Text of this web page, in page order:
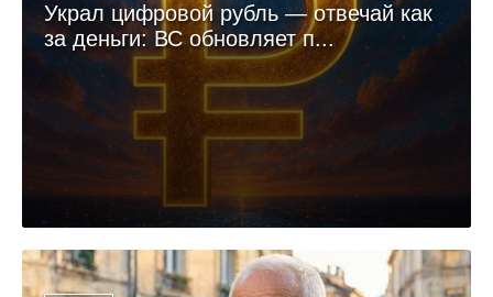
Украл цифровой рубль — отвечай как
за деньги: ВС обновляет п...